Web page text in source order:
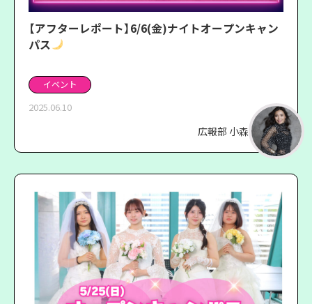
【アフターレポート】6/6(金)ナイトオープンキャン
パス
イベント
2025.06.10
広報部 小森